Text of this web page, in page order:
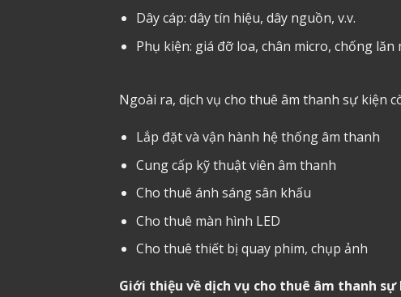
Dây cáp: dây tín hiệu, dây nguồn, v.v.
Phụ kiện: giá đỡ loa, chân micro, chống lăn
Ngoài ra, dịch vụ cho thuê âm thanh sự kiện
Lắp đặt và vận hành hệ thống âm thanh
Cung cấp kỹ thuật viên âm thanh
Cho thuê ánh sáng sân khấu
Cho thuê màn hình LED
Cho thuê thiết bị quay phim, chụp ảnh
Giới thiệu về dịch vụ cho thuê âm thanh sự